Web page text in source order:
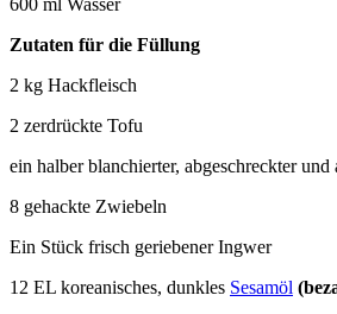
Zutaten für die Füllung
2 kg Hackfleisch
2 zerdrückte Tofu
ein halber blanchierter, abgeschreckter
8 gehackte Zwiebeln
Ein Stück frisch geriebener Ingwer
12 EL koreanisches, dunkles Sesamöl